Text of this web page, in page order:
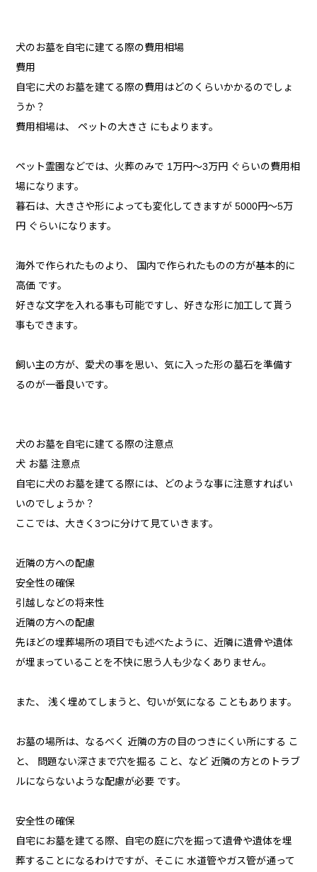
犬のお墓を自宅に建てる際の費用相場
費用
自宅に犬のお墓を建てる際の費用はどのくらいかかるのでしょ
うか？
費用相場は、 ペットの大きさ にもよります。
ペット霊園などでは、火葬のみで 1万円～3万円 ぐらいの費用相
場になります。
暮石は、大きさや形によっても変化してきますが 5000円～5万
円 ぐらいになります。
海外で作られたものより、 国内で作られたものの方が基本的に
高価 です。
好きな文字を入れる事も可能ですし、好きな形に加工して貰う
事もできます。
飼い主の方が、愛犬の事を思い、気に入った形の墓石を準備す
るのが一番良いです。
犬のお墓を自宅に建てる際の注意点
犬 お墓 注意点
自宅に犬のお墓を建てる際には、どのような事に注意すればい
いのでしょうか？
ここでは、大きく3つに分けて見ていきます。
近隣の方への配慮
安全性の確保
引越しなどの将来性
近隣の方への配慮
先ほどの埋葬場所の項目でも述べたように、近隣に遺骨や遺体
が埋まっていることを不快に思う人も少なくありません。
また、 浅く埋めてしまうと、匂いが気になる こともあります。
お墓の場所は、なるべく 近隣の方の目のつきにくい所にする こ
と、 問題ない深さまで穴を掘る こと、など 近隣の方とのトラブ
ルにならないような配慮が必要 です。
安全性の確保
自宅にお墓を建てる際、自宅の庭に穴を掘って遺骨や遺体を埋
葬することになるわけですが、そこに 水道管やガス管が通って